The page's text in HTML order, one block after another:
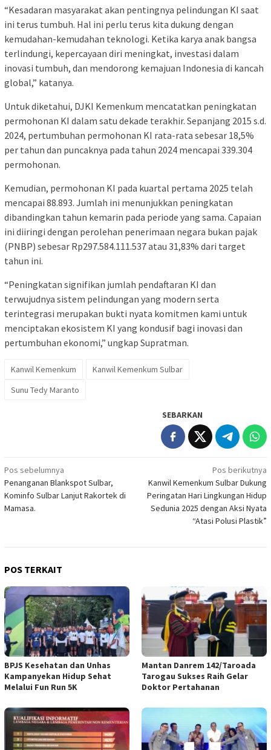
“Kesadaran masyarakat akan pentingnya pelindungan KI saat
ini terus tumbuh. Hal ini perlu terus kita dukung dengan
kemudahan-kemudahan teknologi. Ketika karya anak bangsa
terlindungi, kepercayaan diri meningkat, investasi dalam
inovasi tumbuh, dan mendorong kemajuan Indonesia di kancah
global,” katanya.
Untuk diketahui, DJKI Kemenkum mencatatkan peningkatan
permohonan KI dalam satu dekade terakhir. Sepanjang 2015 s.d.
2024, pertumbuhan permohonan KI rata-rata sebesar 18,5%
per tahun dan puncaknya pada tahun 2024 mencapai 339.304
permohonan.
Kemudian, permohonan KI pada kuartal pertama 2025 telah
mencapai 88.893. Jumlah ini menunjukkan peningkatan
dibandingkan tahun kemarin pada periode yang sama. Capaian
ini diiringi dengan perolehan penerimaan negara bukan pajak
(PNBP) sebesar Rp297.584.111.537 atau 31,83% dari target
tahun ini.
“Peningkatan signifikan jumlah pendaftaran KI dan
terwujudnya sistem pelindungan yang modern serta
terintegrasi merupakan bukti nyata komitmen kami untuk
menciptakan ekosistem KI yang kondusif bagi inovasi dan
pertumbuhan ekonomi,” ungkap Supratman.
Kanwil Kemenkum
Kanwil Kemenkum Sulbar
Sunu Tedy Maranto
SEBARKAN
Navigasi
pos
Pos sebelumnya
Penanganan Blankspot Sulbar,
Kominfo Sulbar Lanjut Rakortek di
Mamasa.
Pos berikutnya
Kanwil Kemenkum Sulbar Dukung
Peringatan Hari Lingkungan Hidup
Sedunia 2025 dengan Aksi Nyata
“Atasi Polusi Plastik”
POS TERKAIT
BPJS Kesehatan dan Unhas
Kampanyekan Hidup Sehat
Melalui Fun Run 5K
Mantan Danrem 142/Taroada
Tarogau Sukses Raih Gelar
Doktor Pertahanan